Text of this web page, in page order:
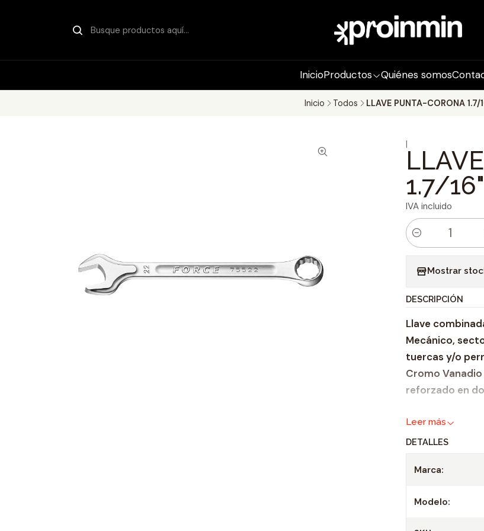
InicioProductos Quiénes somos
Inicio Todos LLAVE PUNTA-CORONA 1.7/
|
1.7/16"
IVA incluido
C
i
d
a
d
Mostrar
DESCRIPCIÓN
Llave
Mecánico,
tuercas y/o
Cromo
reforzado en
Características:
Llave
Largo: 435
Leer más
DETALLES
Marca:
Modelo: